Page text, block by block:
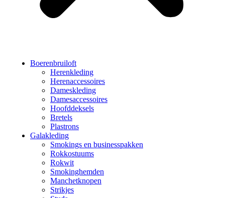
Boerenbruiloft
Herenkleding
Herenaccessoires
Dameskleding
Damesaccessoires
Hoofddeksels
Bretels
Plastrons
Galakleding
Smokings en businesspakken
Rokkostuums
Rokwit
Smokinghemden
Manchetknopen
Strikjes